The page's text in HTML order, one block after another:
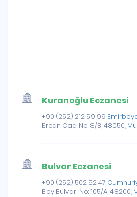
Kuranoğlu Eczanesi
+90 (252) 212 59 99
Ercan Cad. No: 8/B, 48050,
Bulvar Eczanesi
+90 (252) 502 52 47
Bey Bulvarı No: 105/A, 48200,